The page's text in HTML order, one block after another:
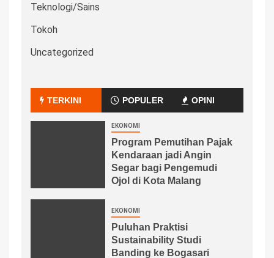
Teknologi/Sains
Tokoh
Uncategorized
TERKINI POPULER OPINI
EKONOMI
Program Pemutihan Pajak
Kendaraan jadi Angin
Segar bagi Pengemudi
Ojol di Kota Malang
EKONOMI
Puluhan Praktisi
Sustainability Studi
Banding ke Bogasari